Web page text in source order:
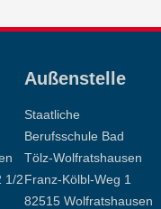
1/2
Außenstelle
Staatliche
Berufsschule Bad
Tölz-Wolfratshausen
Franz-Kölbl-Weg 1
82515 Wolfratshausen